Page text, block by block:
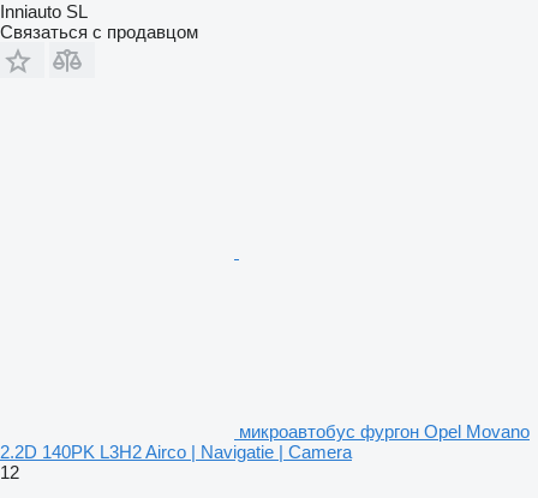
Inniauto SL
Связаться с продавцом
микроавтобус фургон Opel Movano
2.2D 140PK L3H2 Airco | Navigatie | Camera
12